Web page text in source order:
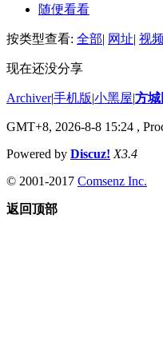
随便看看
按类型查看: 全部| 网址| 视频
现在还没分享
Archiver|手机版|小黑屋|方
GMT+8, 2026-8-8 15:24 ,
Powered by Discuz! X3.4
© 2001-2017 Comsenz Inc.
返回顶部